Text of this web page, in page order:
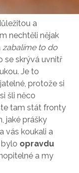
a
nechtěli nějak
zabalíme to do
se skrývá uvnitř
Je to
protože si
šli něco
tam stát fronty
jaké prášky
vás koukali a
opravdu
a my